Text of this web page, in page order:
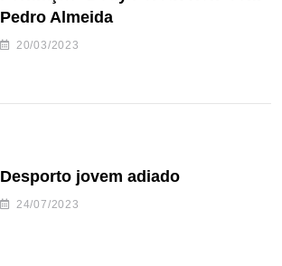
Pedro Almeida
20/03/2023
Desporto jovem adiado
24/07/2023